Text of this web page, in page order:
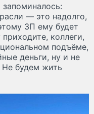
— это надолго,
ЗП ему будет
коллеги,
подъёме,
деньги, ну и не
Не будем жить